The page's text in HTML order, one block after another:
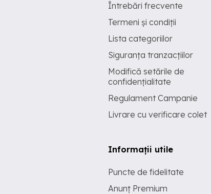
Întrebări frecvente
Termeni și condiții
Lista categoriilor
Siguranța tranzacțiilor
Modifică setările de
confidențialitate
Regulament Campanie
Livrare cu verificare colet
Informații utile
Puncte de fidelitate
Anunț Premium